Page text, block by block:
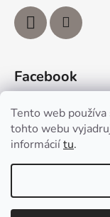
Tento web
tohto webu
informáciítu.
Facebook
Copyright 2026